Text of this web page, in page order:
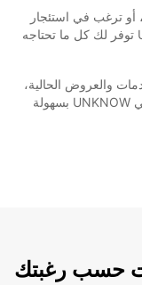
أو ترغب في استئجار
سيارة لرحلة عائلية، Europcar في UNKNOW توفر لك كل ما تحتاجه
والعروض الحالية،
وقم بحجز سيارتك أو شاحنتك مع Europcar في UNKNOW بسهولة
حسب رغبتك